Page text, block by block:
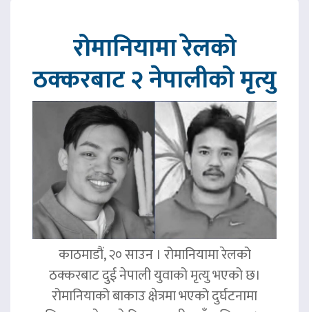
रोमानियामा रेलको
ठक्करबाट २ नेपालीको मृत्यु
काठमाडौं, २० साउन । रोमानियामा रेलको
ठक्करबाट दुई नेपाली युवाको मृत्यु भएको छ।
रोमानियाको बाकाउ क्षेत्रमा भएको दुर्घटनामा